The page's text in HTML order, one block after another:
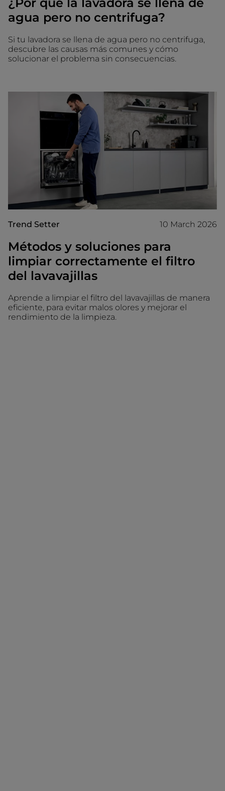
¿Por qué la lavadora se llena de
agua pero no centrifuga?
Si tu lavadora se llena de agua pero no centrifuga,
descubre las causas más comunes y cómo
solucionar el problema sin consecuencias.
Trend Setter 10 March 2026
Métodos y soluciones para
limpiar correctamente el filtro
del lavavajillas
Aprende a limpiar el filtro del lavavajillas de manera
eficiente, para evitar malos olores y mejorar el
rendimiento de la limpieza.